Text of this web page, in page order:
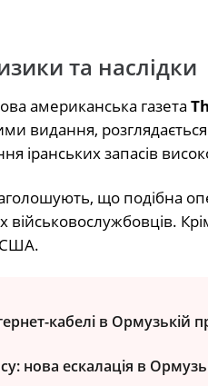
та наслідки
американська газета
видання,
іранських запасів
що подібна
США.
кабелі в Ормузькій
нова ескалація в